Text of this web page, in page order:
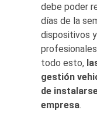
debe poder
días de la
dispositivos
todo esto,
gestión
de
empresa.